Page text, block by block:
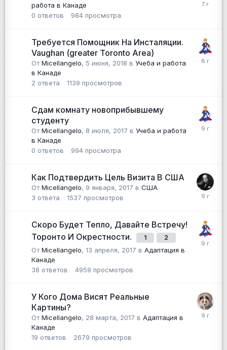
работа в Канаде
0 ответов 984 просмотра
Требуется Помощник На Инсталяции.
Vaughan (greater Toronto Area)
ОтMicellangelo, 5 июня, 2018 в Учеба и работа
в Канаде
2 ответа 1139 просмотров
Сдам комнату новоприбывшему
студенту
ОтMicellangelo, 8 июля, 2017 в Учеба и работа
в Канаде
0 ответов 994 просмотра
Как Подтвердить Цель Визита В США
ОтMicellangelo, 9 января, 2017 в США
3 ответа 1537 просмотров
Скоро Будет Тепло, Давайте Встречу!
Торонто И Окрестности.
1 2
ОтMicellangelo, 13 апреля, 2017 в Адаптация в
Канаде
38 ответов 4959 просмотров
У Кого Дома Висят Реальные
Картины?
ОтMicellangelo, 28 марта, 2017 в Адаптация в
Канаде
19 ответов 2679 просмотров